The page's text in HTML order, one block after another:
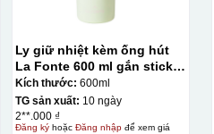
Ly giữ nhiệt kèm ống hút
La Fonte 600 ml gắn sticker
– 012294
Kích thước: 600ml
TG sản xuất: 10 ngày
2**.000 ₫
Đăng kýhoặc Đăng nhậpđể xem giá